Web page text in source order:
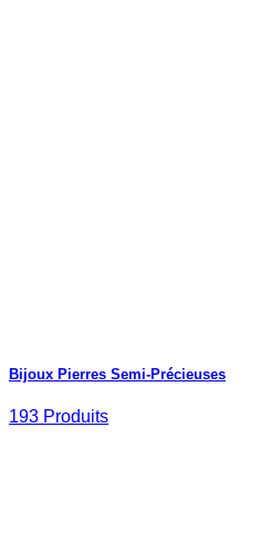
Bijoux Pierres Semi-Précieuses
193 Produits